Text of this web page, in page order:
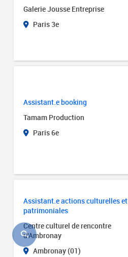
Galerie Jousse Entreprise
Paris 3e
Assistant.e booking
Tamam Production
Paris 6e
Assistant.e actions culturelles et
patrimoniales
Centre culturel de rencontre
d'Ambronay
Ambronay (01)